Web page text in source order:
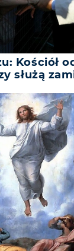
Kościół
służą